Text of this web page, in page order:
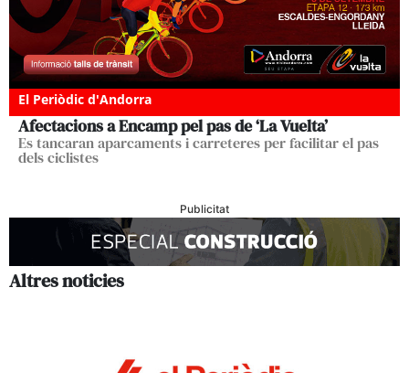
El Periòdic d'Andorra
Afectacions a Encamp pel pas de ‘La Vuelta’
Es tancaran aparcaments i carreteres per facilitar el pas
dels ciclistes
Publicitat
Altres noticies